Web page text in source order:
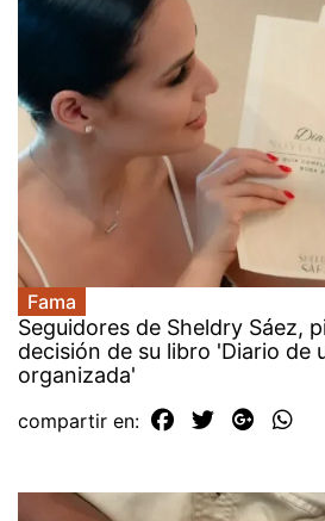
Fama
Seguidores de Sheldry Sáez,
decisión de su libro 'Diario de
organizada'
compartir en: